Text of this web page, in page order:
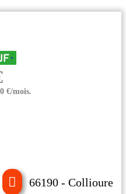
€/mois.
66190 - Collioure